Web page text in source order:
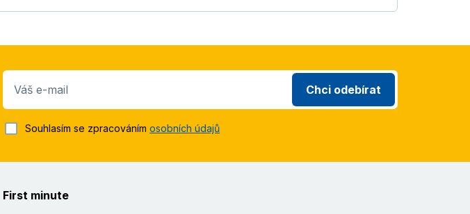
Váš e-mail Chci odebírat
Souhlasím se zpracováním osobních údajů
First minute